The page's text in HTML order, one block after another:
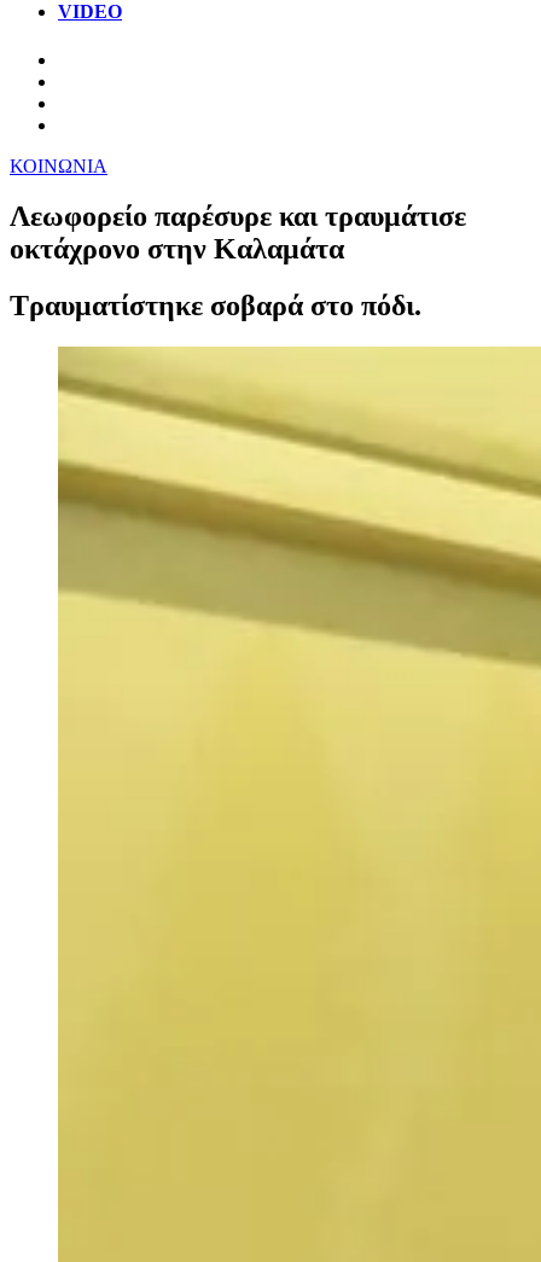
VIDEO
ΚΟΙΝΩΝΙΑ
Λεωφορείο παρέσυρε και τραυμάτισε
οκτάχρονο στην Καλαμάτα
Τραυματίστηκε σοβαρά στο πόδι.